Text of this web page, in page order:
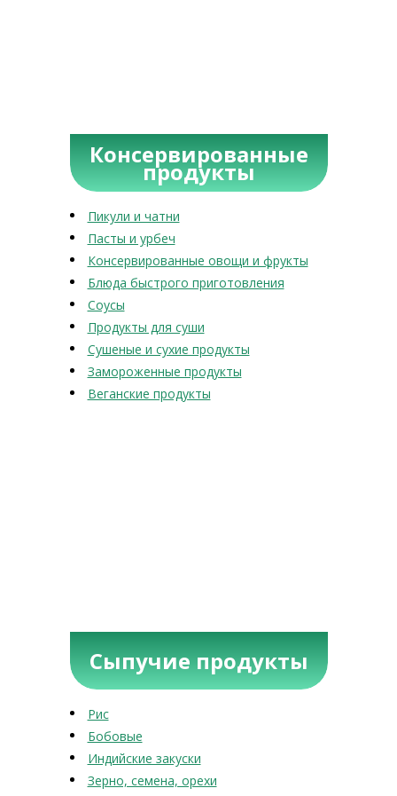
Консервированные
продукты
Пикули и чатни
Пасты и урбеч
Консервированные овощи и фрукты
Блюда быстрого приготовления
Соусы
Продукты для суши
Сушеные и сухие продукты
Замороженные продукты
Веганские продукты
Сыпучие продукты
Рис
Бобовые
Индийские закуски
Зерно, семена, орехи